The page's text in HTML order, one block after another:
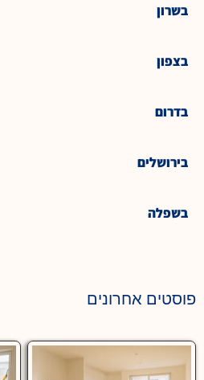
בשרון
בצפון
בדרום
בירושלים
בשפלה
פוסטים אחרונים